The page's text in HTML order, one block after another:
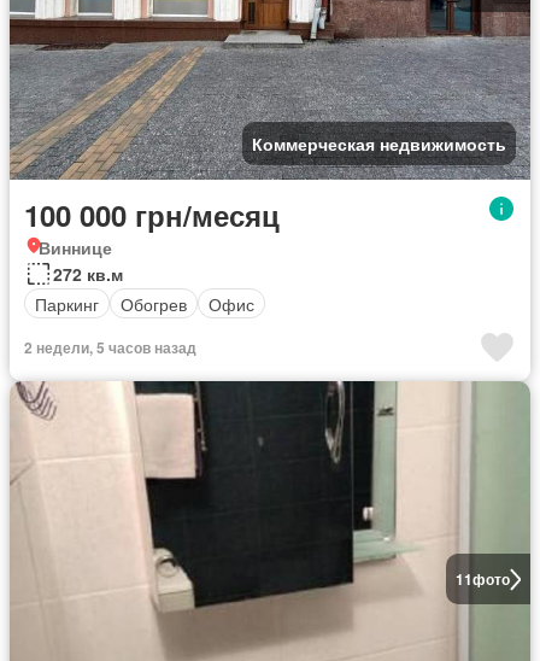
Коммерческая недвижимость
100 000 грн/месяц
Виннице
272 кв.м
Паркинг
Обогрев Офис
2 недели, 5 часов назад
11фото